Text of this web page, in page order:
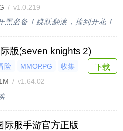
/ v1.0.219
黑必备！跳跃翻滚，撞到开花！
版(seven knights 2)
险 MMORPG
收集
/ v1.64.02
下载
际服手游官方正版